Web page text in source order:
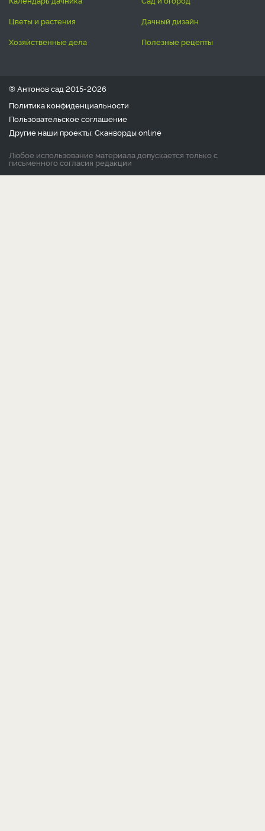
цветы и растения
дачный дизайн
хозяйственные дела
полезные рецепты
® Антонов сад 2015-2026
Политика конфиденциальности
Пользовательское соглашение
Другие наши проекты: Сканвордыonline
Любое использование материала допускается только с
письменного согласия редакции